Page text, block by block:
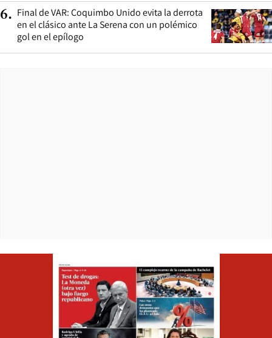
6. Final de VAR: Coquimbo Unido evita la derrota
en el clásico ante La Serena con un polémico
gol en el epílogo